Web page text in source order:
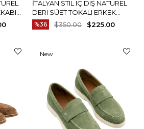
İTALYAN STIL IÇ DIŞ NATUREL
DERI SÜET TOKALI ERKEK
AYAKKABI YEŞIL T15208-28
%36 $225.00
$350.00
New